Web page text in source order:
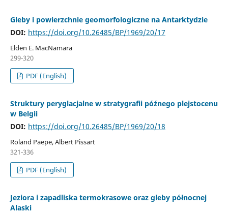
Gleby i powierzchnie geomorfologiczne na Antarktydzie
DOI: https://doi.org/10.26485/BP/1969/20/17
Elden E. MacNamara
299-320
PDF (English)
Struktury peryglacjalne w stratygrafii późnego plejstocenu
w Belgii
DOI: https://doi.org/10.26485/BP/1969/20/18
Roland Paepe, Albert Pissart
321-336
PDF (English)
Jeziora i zapadliska termokrasowe oraz gleby północnej
Alaski